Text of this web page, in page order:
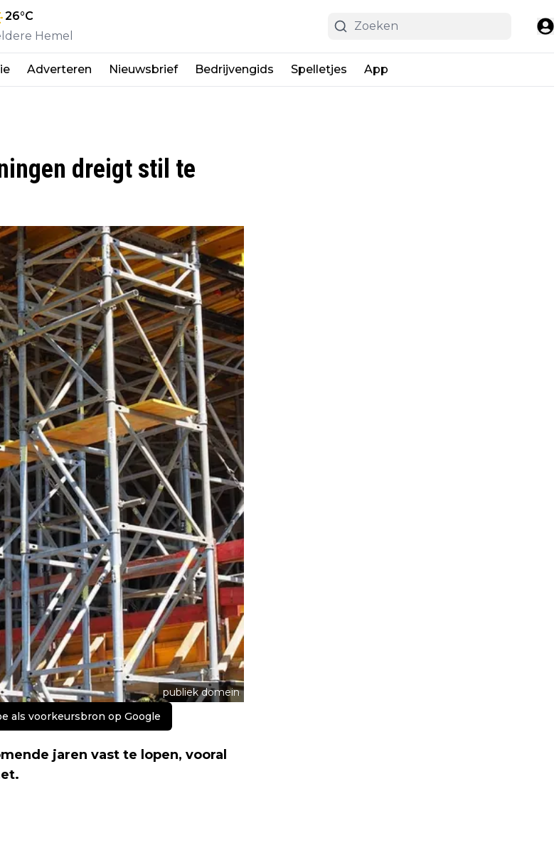
26°C
Hemel
Adverteren Nieuwsbrief Bedrijvengids Spelletjes App
dreigt stil te
publiek domein
als voorkeursbron op Google
jaren vast te lopen, vooral